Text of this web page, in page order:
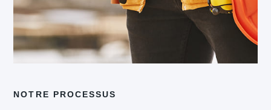
NOTRE PROCESSUS